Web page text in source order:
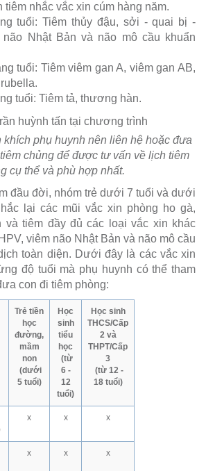
tiêm nhắc vắc xin cúm hàng năm.
tuổi: Tiêm thủy đậu, sởi - quai bị -
não Nhật Bản và não mô cầu khuẩn
tuổi: Tiêm viêm gan A, viêm gan AB,
tuổi: Tiêm tả, thương hàn.
khích phụ huynh nên liên hệ hoặc đưa
chủng để được tư vấn về lịch tiêm
cụ thể và phù hợp nhất.
đầu đời, nhóm trẻ dưới 7 tuổi và dưới
lại các mũi vắc xin phòng ho gà,
và tiêm đầy đủ các loại vắc xin khác
viêm não Nhật Bản và não mô cầu
toàn diện. Dưới đây là các vắc xin
độ tuổi mà phụ huynh có thể tham
con đi tiêm phòng:
Trẻ tiền
học
đường,
mầm
non
(dưới
5 tuổi)
Học
sinh
tiểu
học
(từ
6 -
12
tuổi)
Học sinh
THCS/Cấp
2 và
THPT/Cấp
3
(từ 12 -
18 tuổi)
x x x
x x x